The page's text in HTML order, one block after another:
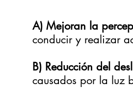
A) Mejoran la
conducir y realizar
B) Reducción del
causados por la luz